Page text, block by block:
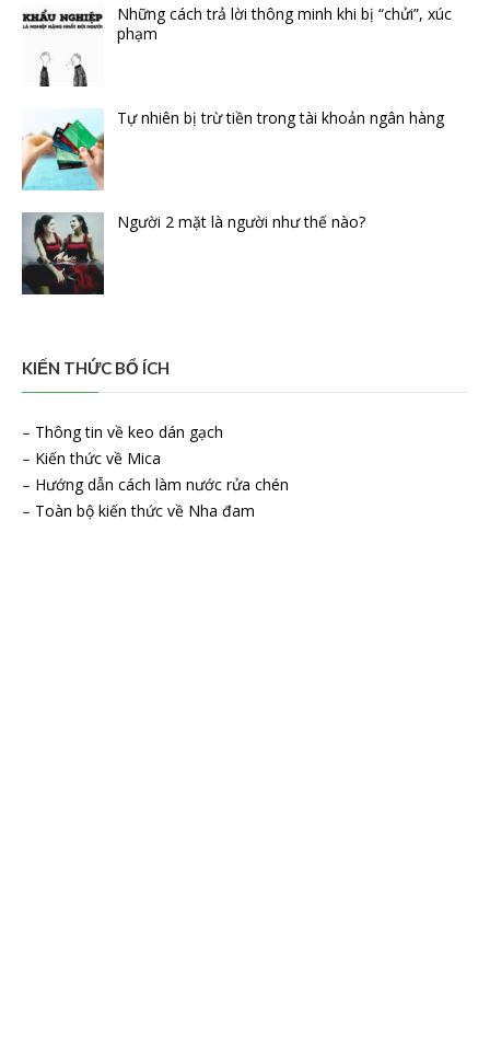
Những cách trả lời thông minh khi bị “chửi”, xúc
phạm
Tự nhiên bị trừ tiền trong tài khoản ngân hàng
Người 2 mặt là người như thế nào?
KIẾN THỨC BỔ ÍCH
– Thông tin về keo dán gạch
– Kiến thức về Mica
– Hướng dẫn cách làm nước rửa chén
– Toàn bộ kiến thức về Nha đam